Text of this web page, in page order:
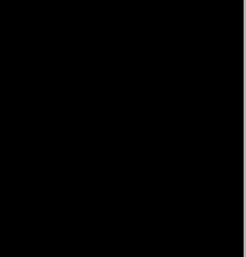
la historia de un
Asunción que se
de crimen
que no